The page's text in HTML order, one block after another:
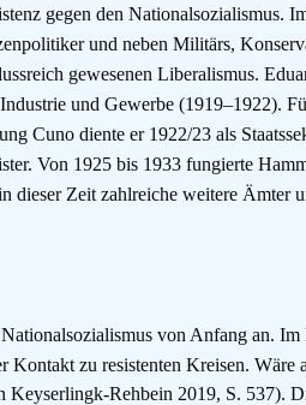
gegen den Nationalsozialismus.
und neben Militärs,
gewesenen Liberalismus.
und Gewerbe (1919–1922).
Cuno diente er 1922/23 als
Von 1925 bis 1933 fungierte
dieser Zeit zahlreiche weitere Ämter
von Anfang an. Im
zu resistenten Kreisen. Wäre
Rehbein 2019, S. 537).